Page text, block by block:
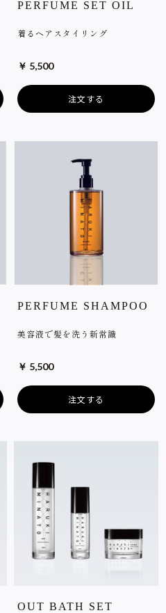
PERFUME SET OIL
着るヘアスタイリング
￥ 5,500
注文する
PERFUME SHAMPOO
美容液で髪を洗う新常識
￥ 5,500
注文する
OUT BATH SET